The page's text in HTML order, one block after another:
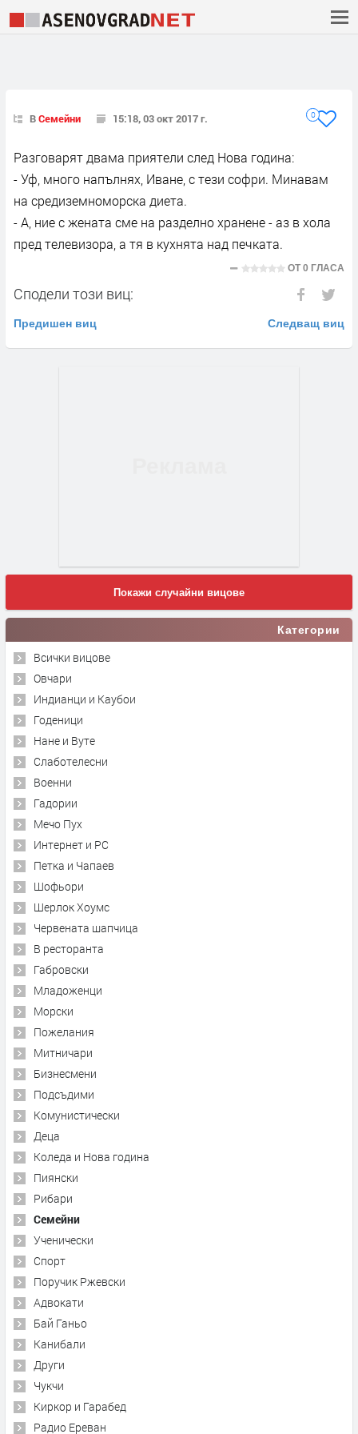
ВСемейни 15:18, 03 окт 2017 г. 0
Разговарят двама приятели след Нова година:
- Уф, много напълнях, Иване, с тези софри. Минавам
на средиземноморска диета.
- А, ние с жената сме на разделно хранене - аз в хола
пред телевизора, а тя в кухнята над печката.
ОТ0 ГЛАСА
Сподели този виц:
Предишен виц Следващ виц
Покажи случайни вицове
Категории
Всички вицове
Овчари
Индианци и Каубои
Годеници
Нане и Вуте
Слаботелесни
Военни
Гадории
Мечо Пух
Интернет и PC
Петка и Чапаев
Шофьори
Шерлок Хоумс
Червената шапчица
В ресторанта
Габровски
Младоженци
Морски
Пожелания
Митничари
Бизнесмени
Подсъдими
Комунистически
Деца
Коледа и Нова година
Пиянски
Рибари
Семейни
Ученически
Спорт
Поручик Ржевски
Адвокати
Бай Ганьо
Канибали
Други
Чукчи
Киркор и Гарабед
Радио Ереван